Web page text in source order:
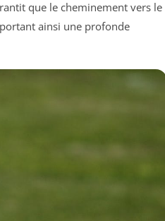
que le cheminement vers le
ainsi une profonde